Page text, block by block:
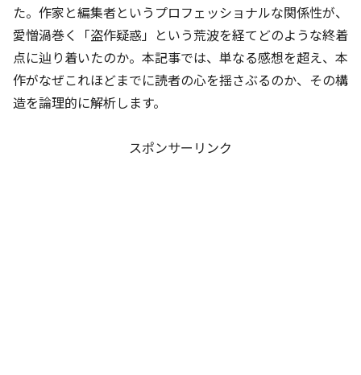
た。作家と編集者というプロフェッショナルな関係性が、
愛憎渦巻く「盗作疑惑」という荒波を経てどのような終着
点に辿り着いたのか。本記事では、単なる感想を超え、本
作がなぜこれほどまでに読者の心を揺さぶるのか、その構
造を論理的に解析します。
スポンサーリンク